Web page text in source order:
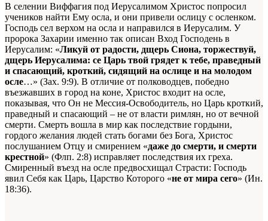
В селении Виффагия под Иерусалимом Христос попросил
учеников найти Ему осла, и они привели ослицу с осленком.
Господь сел верхом на осла и направился в Иерусалим. У
пророка Захарии именно так описан Вход Господень в
Иерусалим: «Ликуй от радости, дщерь Сиона, торжествуй,
дщерь Иерусалима: се Царь твой грядет к тебе, праведный
и спасающий, кроткий, сидящий на ослице и на молодом
осле…» (Зах. 9:9). В отличие от полководцев, победно
въезжавших в город на коне, Христос входит на осле,
показывая, что Он не Мессия-Освободитель, но Царь кроткий,
праведный и спасающий – не от власти римлян, но от вечной
смерти. Смерть вошла в мир как последствие гордыни,
гордого желания людей стать богами без Бога, Христос
послушанием Отцу и смирением «даже до смерти, и смерти
крестной» (Флп. 2:8) исправляет последствия их греха.
Смиренный въезд на осле предвосхищал Страсти: Господь
явил Себя как Царь, Царство Которого «не от мира сего» (Ин.
18:36).